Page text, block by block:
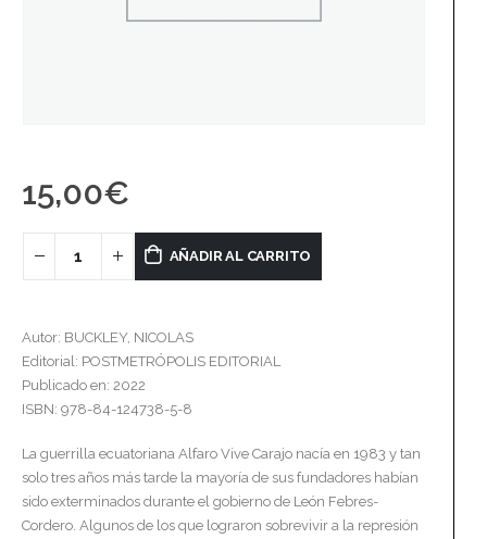
15,00€
AÑADIR AL CARRITO
Autor: BUCKLEY, NICOLAS
Editorial: POSTMETRÓPOLIS EDITORIAL
Publicado en: 2022
ISBN: 978-84-124738-5-8
La guerrilla ecuatoriana Alfaro Vive Carajo nacía en 1983 y tan
solo tres años más tarde la mayoría de sus fundadores habían
sido exterminados durante el gobierno de León Febres-
Cordero. Algunos de los que lograron sobrevivir a la represión